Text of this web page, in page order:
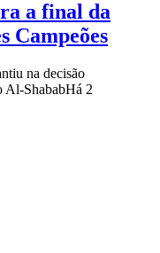
a final da
Campeões
na decisão
Al-ShababHá 2